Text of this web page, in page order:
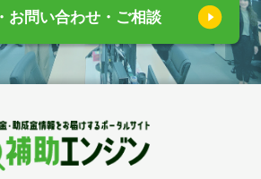
お問い合わせ・ご相談